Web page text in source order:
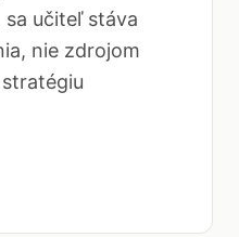
učiteľ stáva
nie zdrojom